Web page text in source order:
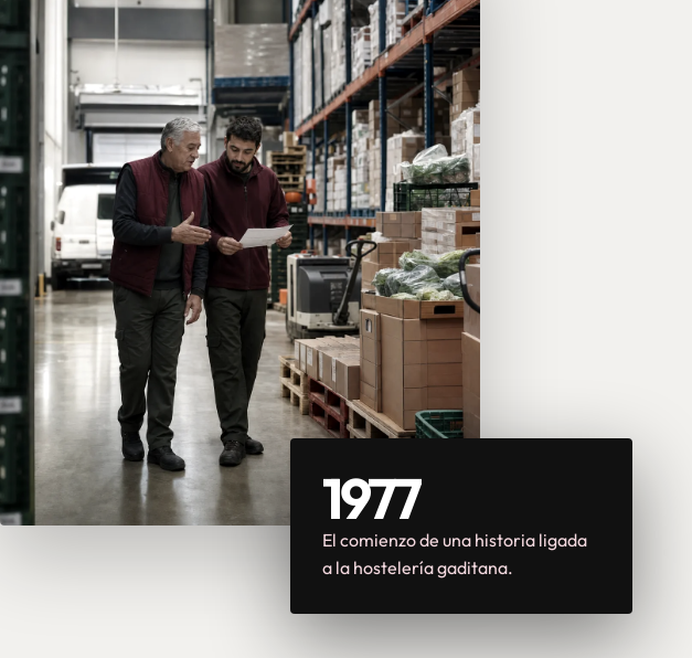
1977
El comienzo de una historia ligada
a la hostelería gaditana.